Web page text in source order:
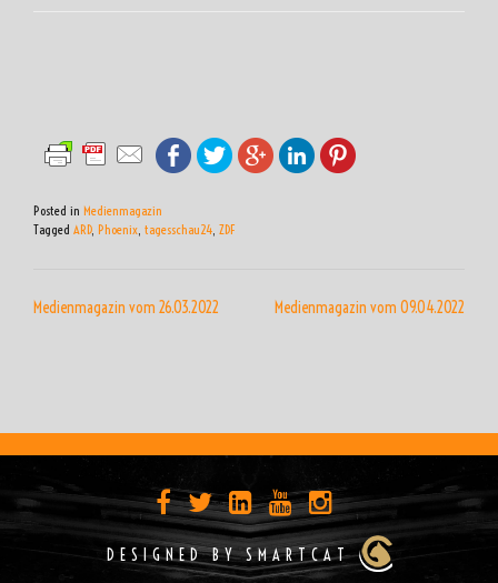
Posted in Medienmagazin
Tagged ARD, Phoenix tagesschau24 ZDF
Medienmagazin vom 26.03.2022 Medienmagazin vom 09.04.2022
DESIGNED BY SMARTCAT